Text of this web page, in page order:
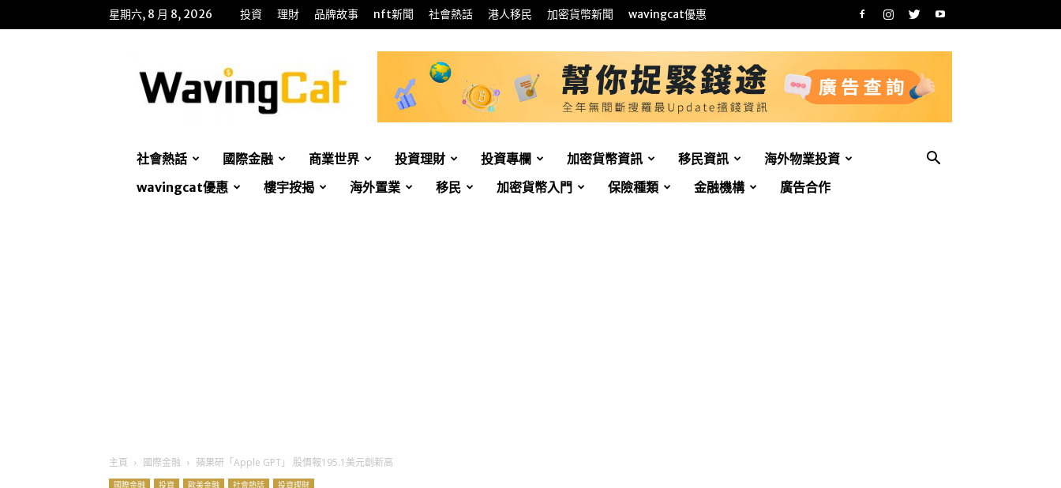
星期六, 8 月 8, 2026 投資 理財 品牌故事 nft新聞 社會熱話 港人移民 加密貨幣新聞 wavingcat優惠
招
財
貓
社會熱話 國際金融 商業世界 投資理財 投資專欄 加密貨幣資訊 移民資訊
海外物業投資
wavingcat優惠
樓宇按揭 海外置業 移民 加密貨幣入門 保險種類 金融機構 廣告合作
主頁 國際金融 蘋果研「Apple GPT」 股價報195.1美元創新高
國際金融 投資 歐美金融 社會熱話 投資理財